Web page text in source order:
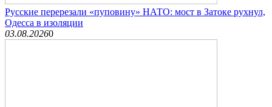
Русские перерезали «пуповину» НАТО: мост в Затоке рухнул,
Одесса в изоляции
03.08.20260